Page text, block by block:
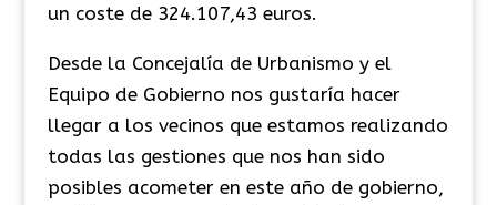
un coste de 324.107,43 euros.
Desde la Concejalía de Urbanismo y el
Equipo de Gobierno nos gustaría hacer
llegar a los vecinos que estamos realizando
todas las gestiones que nos han sido
posibles acometer en este año de gobierno,